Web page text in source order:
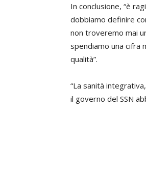
In conclusione, “è
dobbiamo definire
non troveremo mai
spendiamo una cifra
qualità”.
“La sanità
il governo del SSN